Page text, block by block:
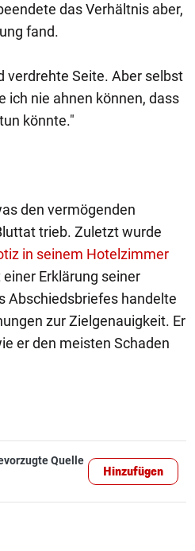
das Verhältnis aber,
fand.
verdrehte Seite. Aber selbst
ich nie ahnen können, dass
könnte."
den vermögenden
trieb. Zuletzt wurde
in seinem Hotelzimmer
einer Erklärung seiner
Abschiedsbriefes handelte
zur Zielgenauigkeit. Er
er den meisten Schaden
Quelle
Hinzufügen